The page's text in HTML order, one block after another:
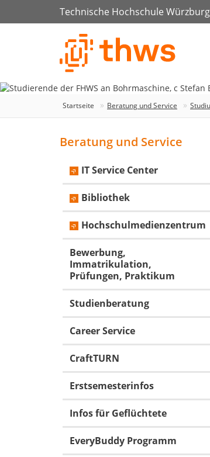
Technische Hochschule
Startseite Beratung und Service
Beratung und Service
IT Service Center
Bibliothek
Hochschulmedienzentrum
Bewerbung,
Immatrikulation,
Prüfungen, Praktikum
Studienberatung
Career Service
CraftTURN
Erstsemesterinfos
Infos für Geflüchtete
EveryBuddy Programm